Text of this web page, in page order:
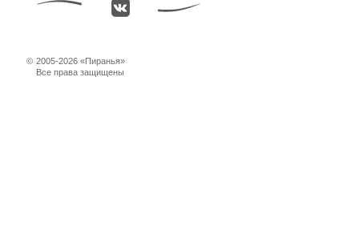
© 2005-2026 «Пиранья»
Все права защищены